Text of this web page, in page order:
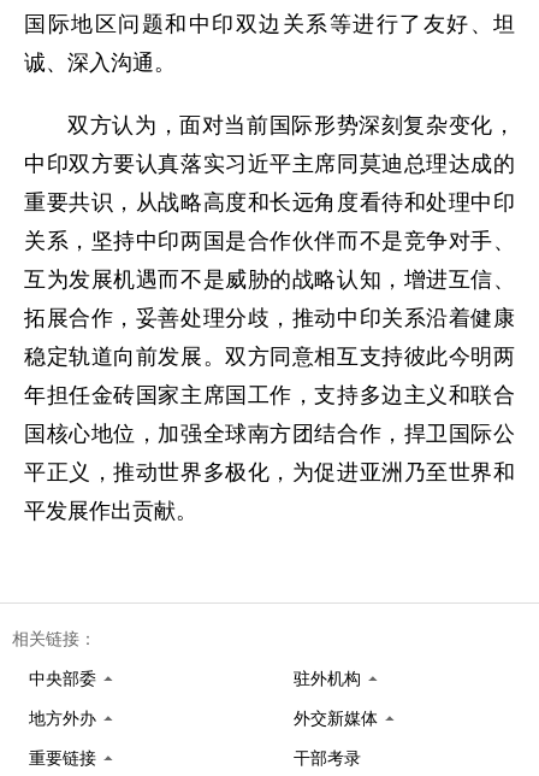
国际地区问题和中印双边关系等进行了友好、坦
诚、深入沟通。
双方认为，面对当前国际形势深刻复杂变化，
中印双方要认真落实习近平主席同莫迪总理达成的
重要共识，从战略高度和长远角度看待和处理中印
关系，坚持中印两国是合作伙伴而不是竞争对手、
互为发展机遇而不是威胁的战略认知，增进互信、
拓展合作，妥善处理分歧，推动中印关系沿着健康
稳定轨道向前发展。双方同意相互支持彼此今明两
年担任金砖国家主席国工作，支持多边主义和联合
国核心地位，加强全球南方团结合作，捍卫国际公
平正义，推动世界多极化，为促进亚洲乃至世界和
平发展作出贡献。
相关链接：
中央部委 驻外机构
地方外办 外交新媒体
重要链接 干部考录